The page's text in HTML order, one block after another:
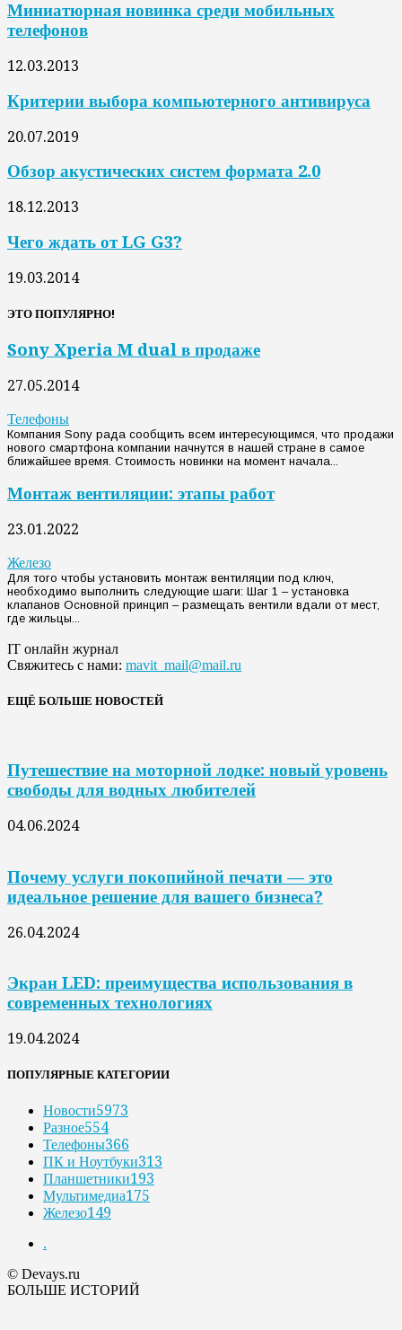
Миниатюрная новинка среди мобильных
телефонов
12.03.2013
Критерии выбора компьютерного антивируса
20.07.2019
Обзор акустических систем формата 2.0
18.12.2013
Чего ждать от LG G3?
19.03.2014
ЭТО ПОПУЛЯРНО!
Sony Xperia M dual в продаже
27.05.2014
Телефоны
Компания Sony рада сообщить всем интересующимся, что продажи
нового смартфона компании начнутся в нашей стране в самое
ближайшее время. Стоимость новинки на момент начала...
Монтаж вентиляции: этапы работ
23.01.2022
Железо
Для того чтобы установить монтаж вентиляции под ключ,
необходимо выполнить следующие шаги: Шаг 1 – установка
клапанов Основной принцип – размещать вентили вдали от мест,
где жильцы...
IT онлайн журнал
Свяжитесь с нами: mavit_mail@mail.ru
ЕЩЁ БОЛЬШЕ НОВОСТЕЙ
Путешествие на моторной лодке: новый уровень
свободы для водных любителей
04.06.2024
Почему услуги покопийной печати — это
идеальное решение для вашего бизнеса?
26.04.2024
Экран LED: преимущества использования в
современных технологиях
19.04.2024
ПОПУЛЯРНЫЕ КАТЕГОРИИ
Новости5973
Разное554
Телефоны366
ПК и Ноутбуки313
Планшетники193
Мультимедиа175
Железо149
.
© Devays.ru
БОЛЬШЕ ИСТОРИЙ